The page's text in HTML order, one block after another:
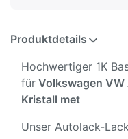
Produktdetails
Hochwertiger 1K
für Volkswagen VW
Kristall met
Unser Autolack-